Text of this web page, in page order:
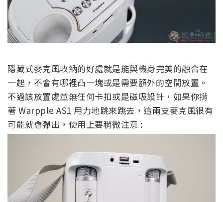
隱藏式麥克風收納的好處就是能與機身完美的融合在
一起，不會有哪裡凸一塊或是需要額外的空間放置。
不過該放置處並無任何卡扣或是磁吸設計，如果你揹
著 Warpple AS1 用力地跳來跳去，這兩支麥克風很有
可能就會彈出，使用上要稍微注意 :